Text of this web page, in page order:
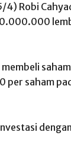
4) Robi
per saham